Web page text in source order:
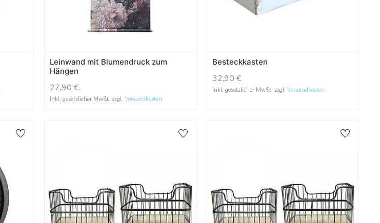
Leinwand mit Blumendruck zum
Hängen
27,90 €
Inkl. gesetzlicher MwSt. zzgl.Versandkosten
Besteckkasten
32,90 €
Inkl. gesetzlicher MwSt. zzgl. Versandkosten